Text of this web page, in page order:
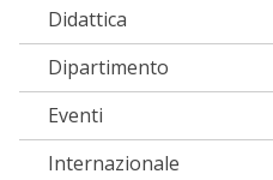
Didattica
Dipartimento
Eventi
Internazionale